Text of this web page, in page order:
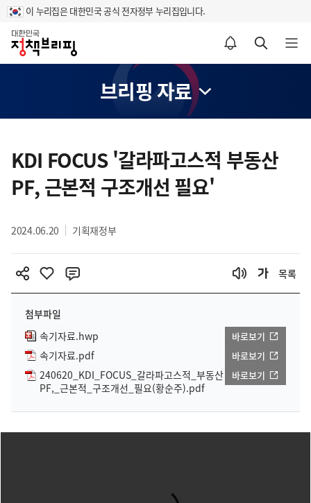
이 누리집은 대한민국 공식 전자정부 누리집입니다.
홈
알림설정 바로가기 검색 바로가기 메뉴 열기
브리핑 자료
텐
츠
영
KDI FOCUS '갈라파고스적 부동산
PF, 근본적 구조개선 필요'
2024.06.20 기획재정부
목록
첨부파일
속기자료.hwp
바로보기
속기자료.pdf 바로보기
240620_KDI_FOCUS_갈라파고스적_부동산
PF,_근본적_구조개선_필요(황순주).pdf
바로보기